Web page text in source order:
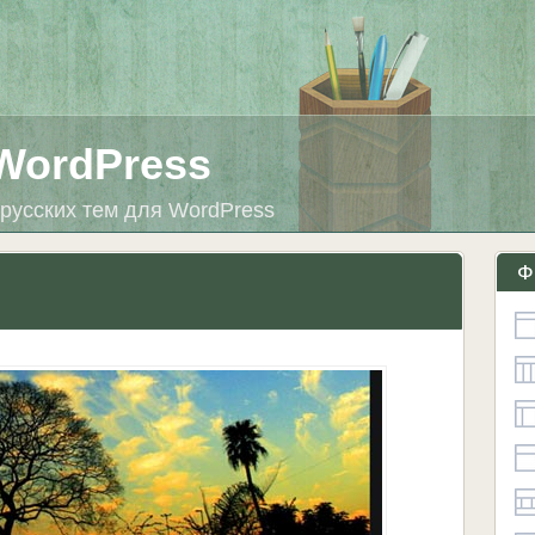
тем для WordPress